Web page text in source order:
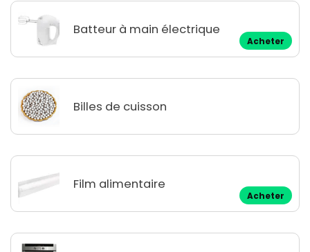
Batteur à main électrique
Acheter
Billes de cuisson
Film alimentaire
Acheter